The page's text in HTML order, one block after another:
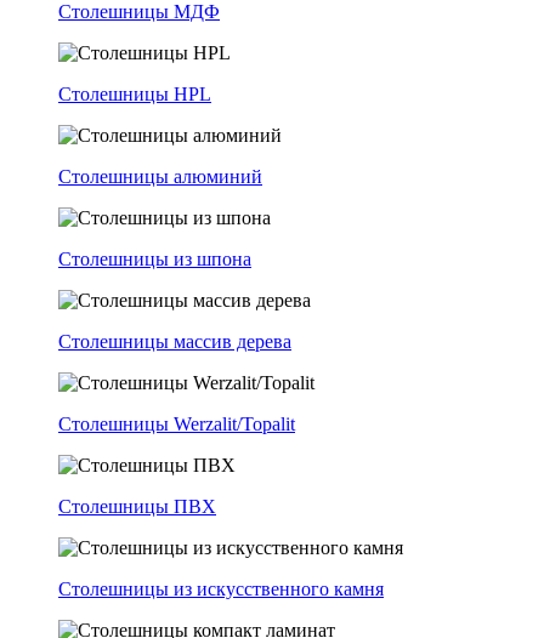
Столешницы МДФ
Столешницы HPL
Столешницы алюминий
Столешницы из шпона
Столешницы массив дерева
Столешницы Werzalit/Topalit
Столешницы ПВХ
Столешницы из искусственного камня